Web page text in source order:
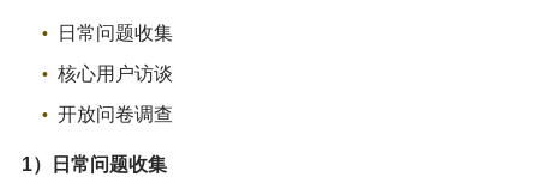
日常问题收集
核心用户访谈
开放问卷调查
1）日常问题收集